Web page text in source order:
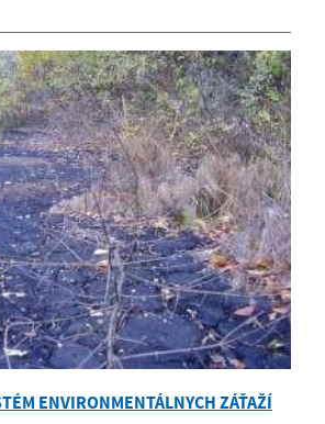
ENVIRONMENTÁLNYCH ZÁŤAŽÍ